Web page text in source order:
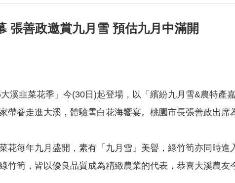
張善政邀賞九月雪 預估九月中滿開
溪韭菜花季」今(30日)起登場，以「繽紛九月雪&農特產
帶眷走進大溪，體驗雪白花海饗宴。桃園市長張善政出
花每年九月盛開，素有「九月雪」美譽，綠竹筍亦同時
竹筍，皆以優良品質成為精緻農業的代表，恭喜大溪農